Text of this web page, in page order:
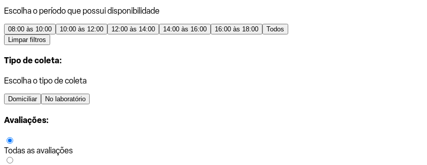
Escolha o período que possui disponibilidade
08:00 às 10:00 10:00 às 12:00 12:00 às 14:00 14:00 às 16:00 16:00 às 18:00
Todos
Limpar filtros
Tipo de coleta:
Escolha o tipo de coleta
Domiciliar No laboratório
Avaliações:
Todas as avaliações